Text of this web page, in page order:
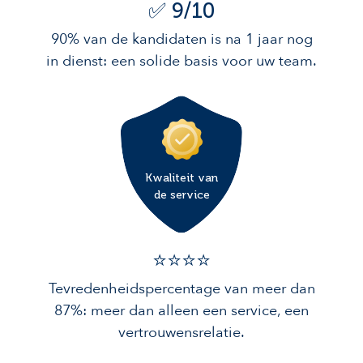
✅ 9/10
90% van de kandidaten is na 1 jaar nog
in dienst: een solide basis voor uw team.
Kwaliteit van
de service
⭐️⭐️⭐️️⭐️️
Tevredenheidspercentage van meer dan
87%: meer dan alleen een service, een
vertrouwensrelatie.